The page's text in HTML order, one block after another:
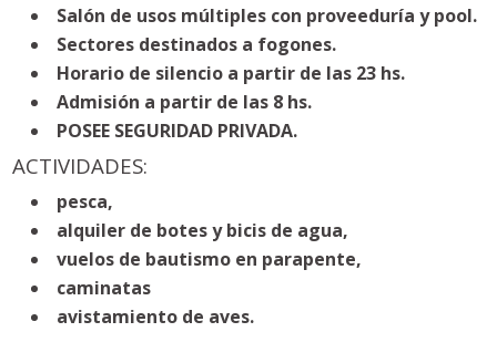
Salón de usos múltiples con proveeduría y pool.
Sectores destinados a fogones.
Horario de silencio a partir de las 23 hs.
Admisión a partir de las 8 hs.
POSEE SEGURIDAD PRIVADA.
ACTIVIDADES:
pesca,
alquiler de botes y bicis de agua,
vuelos de bautismo en parapente,
caminatas
avistamiento de aves.